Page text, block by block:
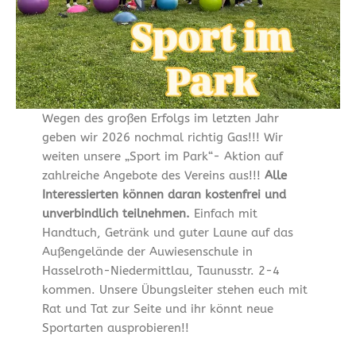
Wegen des großen Erfolgs im letzten Jahr
geben wir 2026 nochmal richtig Gas!!! Wir
weiten unsere „Sport im Park“- Aktion auf
zahlreiche Angebote des Vereins aus!!! Alle
Interessierten können daran kostenfrei und
unverbindlich teilnehmen. Einfach mit
Handtuch, Getränk und guter Laune auf das
Außengelände der Auwiesenschule in
Hasselroth-Niedermittlau, Taunusstr. 2-4
kommen. Unsere Übungsleiter stehen euch mit
Rat und Tat zur Seite und ihr könnt neue
Sportarten ausprobieren!!